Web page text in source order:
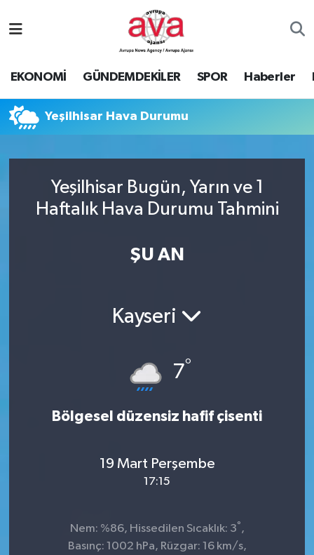
EKONOMİ GÜNDEMDEKİLER SPOR Haberler
Yeşilhisar Hava Durumu
Yeşilhisar Bugün, Yarın ve 1
Haftalık Hava Durumu Tahmini
ŞU AN
Kayseri
7°
Bölgesel düzensiz hafif çisenti
19 Mart Perşembe
17:15
Nem: %86, Hissedilen Sıcaklık: 3° ,
Basınç: 1002 hPa, Rüzgar: 16 km/s,
Nöbetçi Eczaneler
Namaz Vakitleri
Trafik Durumu
Süper Lig Puan Durumu ve Fikstür